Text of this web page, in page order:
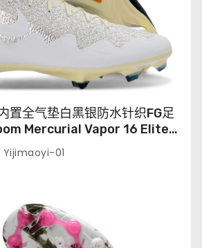
置全气垫白黑银防水针织FG足
Mercurial Vapor 16 Elite
Yijimaoyi-01